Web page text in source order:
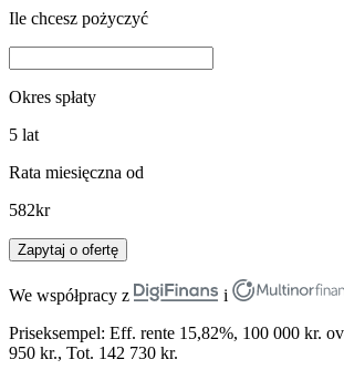
Ile chcesz pożyczyć
Okres spłaty
5 lat
Rata miesięczna od
582kr
Zapytaj o ofertę
We współpracy z
i
Priseksempel: Eff. rente 15,82%, 100 000 kr.
950 kr., Tot. 142 730 kr.